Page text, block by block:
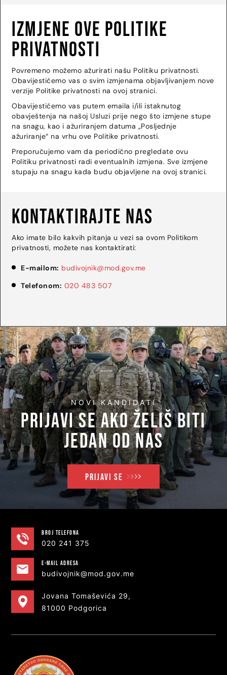
Izmjene ove Politike
privatnosti
Povremeno možemo ažurirati našu Politiku privatnosti.
Obavijestićemo vas o svim izmjenama objavljivanjem nove
verzije Politike privatnosti na ovoj stranici.
Obavijestićemo vas putem emaila i/ili istaknutog
obavještenja na našoj Usluzi prije nego što izmjene stupe
na snagu, kao i ažuriranjem datuma „Posljednje
ažuriranje“ na vrhu ove Politike privatnosti.
Preporučujemo vam da periodično pregledate ovu
Politiku privatnosti radi eventualnih izmjena. Sve izmjene
stupaju na snagu kada budu objavljene na ovoj stranici.
Kontaktirajte nas
Ako imate bilo kakvih pitanja u vezi sa ovom Politikom
privatnosti, možete nas kontaktirati:
E-mailom: budivojnik@mod.gov.me
Telefonom: 020 483 507
NOVI KANDIDATI
PRIJAVI SE AKO ŽELIŠ BITI
JEDAN OD NAS
PRIJAVI SE
Broj telefona
020 241 375
e-MAIL ADRESA
budivojnik@mod.gov.me
Jovana Tomaševića 29,
81000 Podgorica